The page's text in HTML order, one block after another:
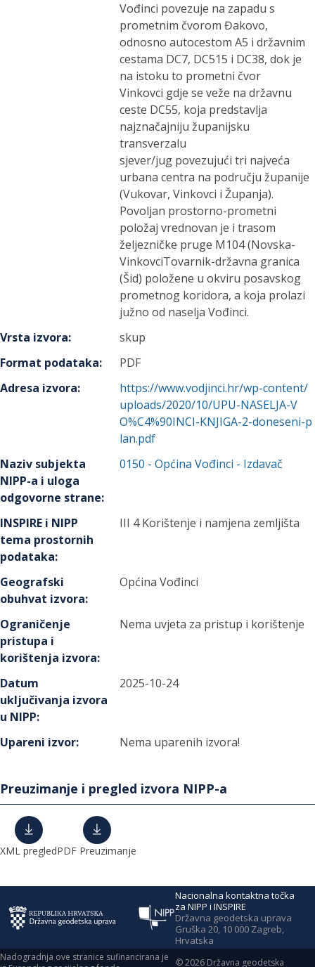
Vođinci povezuje na zapadu s
prometnim čvorom Đakovo,
odnosno autocestom A5 i državnim
cestama DC7, DC515 i DC38, dok je
na istoku to prometni čvor
Vinkovci gdje se veže na državnu
ceste DC55, koja predstavlja
najznačajniju županijsku
transverzalu
sjever/jug povezujući tri najveća
urbana centra na području županije
(Vukovar, Vinkovci i Županja).
Povoljan prostorno-prometni
položaj vrednovan je i trasom
željezničke pruge M104 (Novska-
VinkovciTovarnik-državna granica
(Šid) položene u okviru posavskog
prometnog koridora, a koja prolazi
južno od naselja Vođinci.
Vrsta izvora:
skup
Format podataka:
PDF
Adresa izvora:
https://www.vodjinci.hr/wp-content/
uploads/2020/10/UPU-NASELJA-V
O%C4%90INCI-KNJIGA-2-doneseni-p
lan.pdf
Naziv subjekta
NIPP-a i uloga
odgovorne strane:
0150 -Općina Vođinci - Izdavač
INSPIRE i NIPP
tema prostornih
podataka:
III 4 Korištenje i namjena zemljišta
Geografski
obuhvat izvora:
Općina Vođinci
Ograničenje
pristupa i
korištenja izvora:
Nema uvjeta za pristup i korištenje
Datum
uključivanja izvora
u NIPP:
2025-10-24
Upareni izvor: Nema uparenih izvora!
Preuzimanje i pregled izvora NIPP-a
XML pregledPDF Preuzimanje
Nacionalna kontaktna točka
za NIPP i INSPIRE
Državna geodetska uprava
Gruška 20, 10 000 Zagreb,
Hrvatska
Nadogradnja ove stranice sufinancirana je
©2026 Državna geodetska